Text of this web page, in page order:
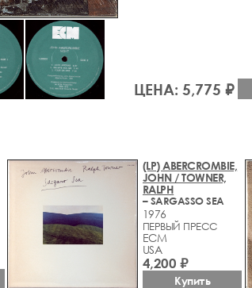
ЦЕНА: 5,775 ₽
(LP) ABERCROMBIE,
JOHN / TOWNER,
RALPH
– SARGASSO SEA
1976
ПЕРВЫЙ ПРЕСС
ECM
USA
4,200 ₽
Купить